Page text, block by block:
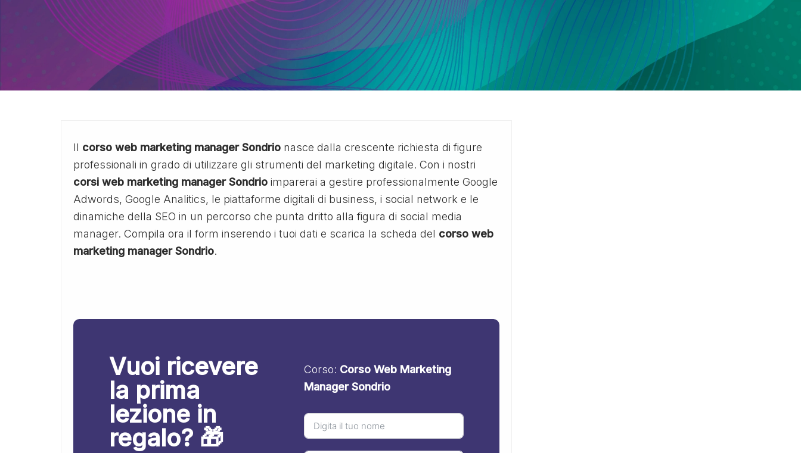
Il corso web marketing manager Sondrio nasce dalla crescente richiesta di figure
professionali in grado di utilizzare gli strumenti del marketing digitale. Con i nostri
corsi web marketing manager Sondrio imparerai a gestire professionalmente Google
Adwords, Google Analitics, le piattaforme digitali di business, i social network e le
dinamiche della SEO in un percorso che punta dritto alla figura di social media
manager. Compila ora il form inserendo i tuoi dati e scarica la scheda del corso web
marketing manager Sondrio.
Vuoi ricevere
la prima
lezione in
regalo? 🎁
Corso: Corso Web Marketing
Manager Sondrio